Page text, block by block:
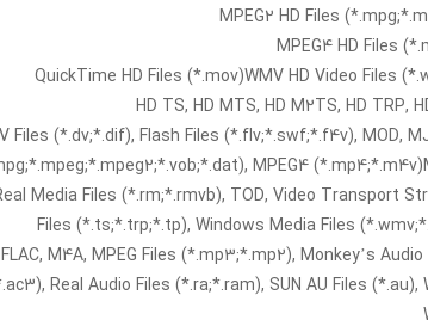
MPEG2 HD Files
MPEG4 HD Files
QuickTime HD Files (*.mov)WMV HD Video Files
HD TS, HD MTS, HD M2TS, HD TRP,
Files (*.dv;*.dif), Flash Files (*.flv;*.swf;*.f4v), MOD,
MPEG4
Media Files (*.rm;*.rmvb), TOD, Video Transport
Files (*.ts;*.trp;*.tp), Windows Media Files
M4A, MPEG Files (*.mp3;*.mp2), Monkey’s Audio
Real Audio Files (*.ra;*.ram), SUN AU Files (*.au),